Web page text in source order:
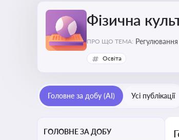
Фізична
ПРО ЩО ТЕМА:
Освіта
Головне за добу (AI) Усі публікації
ГОЛОВНЕ ЗА ДОБУ